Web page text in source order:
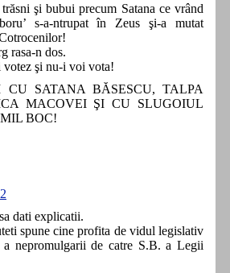
şi bubui precum Satana ce vrând
s-a-ntrupat în Zeus şi-a mutat
rasa-n dos.
şi nu-i voi vota!
SATANA BĂSESCU, TALPA
MACOVEI ŞI CU SLUGOIUL
BOC!
dati explicatii.
spune cine profita de vidul legislativ
a nepromulgarii de catre S.B. a Legii